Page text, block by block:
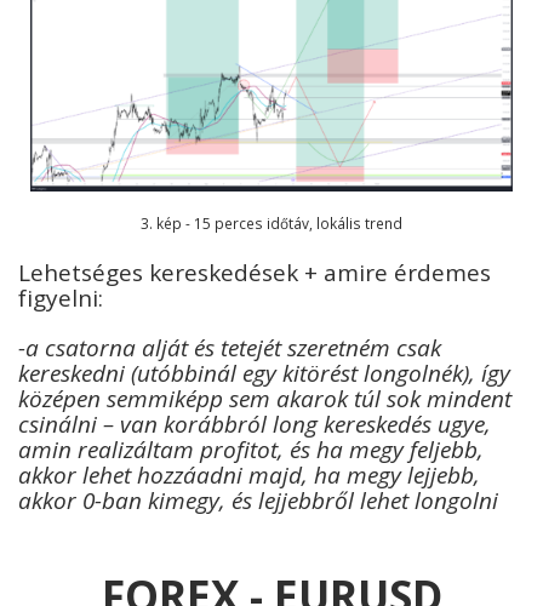
3. kép - 15 perces időtáv, lokális trend
Lehetséges kereskedések + amire érdemes
figyelni:
-a csatorna alját és tetejét szeretném csak
kereskedni (utóbbinál egy kitörést longolnék), így
középen semmiképp sem akarok túl sok mindent
csinálni – van korábbról long kereskedés ugye,
amin realizáltam profitot, és ha megy feljebb,
akkor lehet hozzáadni majd, ha megy lejjebb,
akkor 0-ban kimegy, és lejjebbről lehet longolni